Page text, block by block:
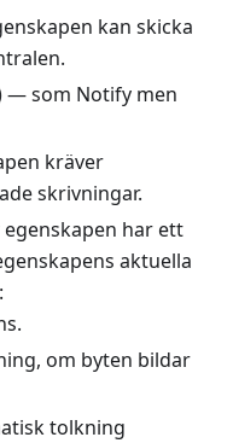
kan skicka
— som Notify men
kräver
skrivningar.
egenskapen har ett
aktuella
om byten bildar
tolkning